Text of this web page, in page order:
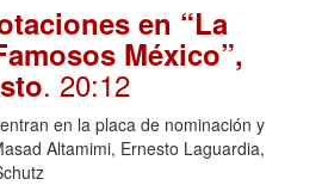
en “La
México”,
. 20:12
en la placa de nominación y
Altamimi, Ernesto Laguardia,